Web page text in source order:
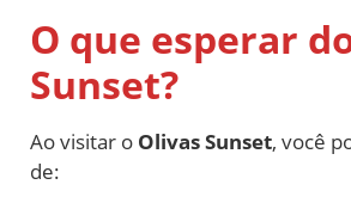
O que esperar
Sunset?
Ao visitar o Olivas Sunset, você
de: